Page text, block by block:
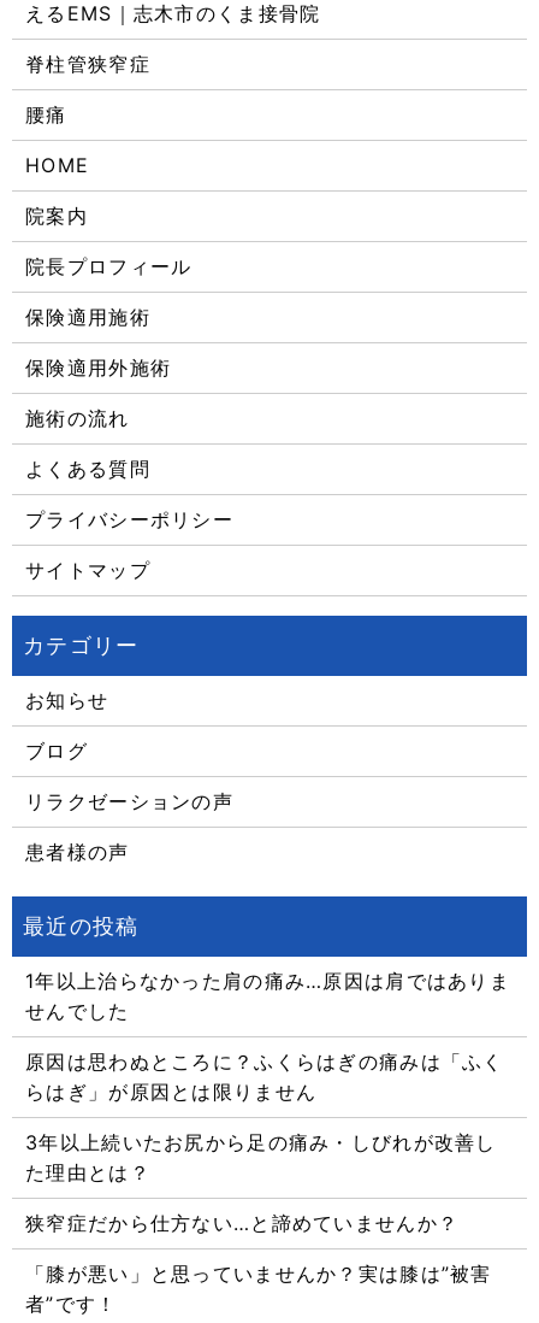
えるEMS｜志木市のくま接骨院
脊柱管狭窄症
腰痛
HOME
院案内
院長プロフィール
保険適用施術
保険適用外施術
施術の流れ
よくある質問
プライバシーポリシー
サイトマップ
お知らせ
ブログ
リラクゼーションの声
患者様の声
1年以上治らなかった肩の痛み…原因は肩ではありま
せんでした
原因は思わぬところに？ふくらはぎの痛みは「ふく
らはぎ」が原因とは限りません
3年以上続いたお尻から足の痛み・しびれが改善し
た理由とは？
狭窄症だから仕方ない…と諦めていませんか？
「膝が悪い」と思っていませんか？実は膝は”被害
者”です！